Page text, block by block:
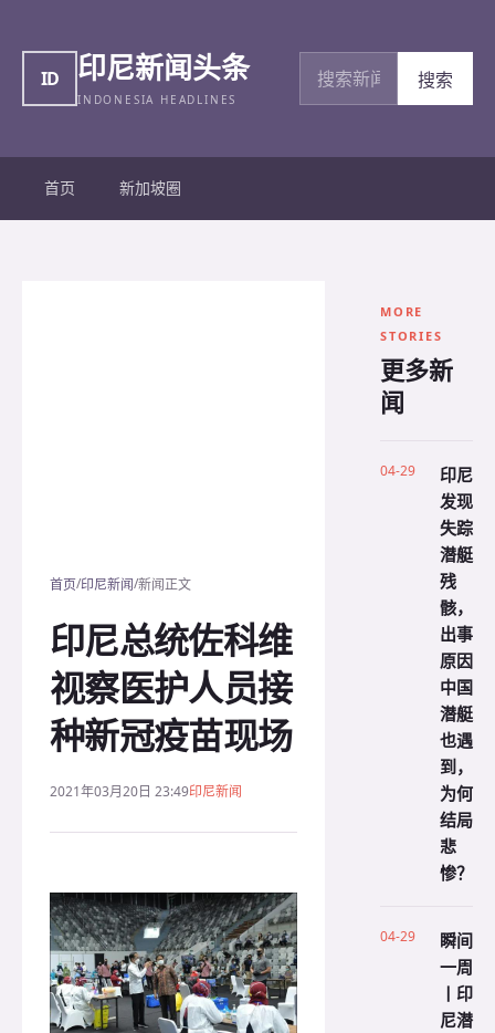
ID 印尼新闻头条
INDONESIA HEADLINES
搜索新闻
搜索
首页 新加坡圈
首页/印尼新闻/新闻正文
印尼总统佐科维
视察医护人员接
种新冠疫苗现场
2021年03月20日 23:49印尼新闻
MORE
STORIES
更多新
闻
04-29
印尼
发现
失踪
潜艇
残
骸，
出事
原因
中国
潜艇
也遇
到，
为何
结局
悲
惨？
04-29
瞬间
一周
丨印
尼潜